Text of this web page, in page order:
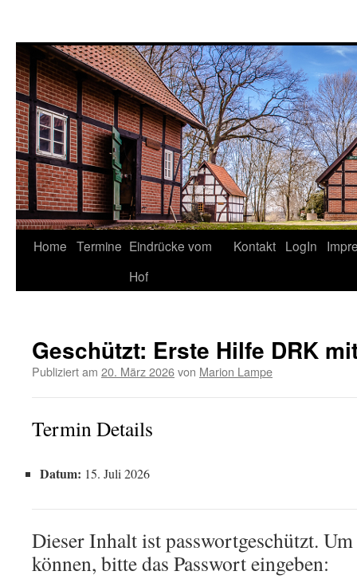
Springe
Home Termine Eindrücke vom
Hof
Kontakt LogIn
Geschützt: Erste Hilfe DRK
Publiziert am 20. März 2026von Marion Lampe
Termin Details
Datum: 15. Juli 2026
Dieser Inhalt ist passwortgeschützt.
können, bitte das Passwort eingeben: